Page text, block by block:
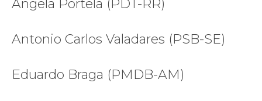
Ângela Portela (PDT-RR)
Antonio Carlos Valadares (PSB-SE)
Eduardo Braga (PMDB-AM)